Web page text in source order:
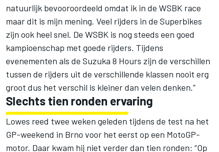
natuurlijk bevooroordeeld omdat ik in de WSBK race
maar dit is mijn mening. Veel rijders in de Superbikes
zijn ook heel snel. De WSBK is nog steeds een goed
kampioenschap met goede rijders. Tijdens
evenementen als de Suzuka 8 Hours zijn de verschillen
tussen de rijders uit de verschillende klassen nooit erg
groot dus het verschil is kleiner dan velen denken.”
Slechts tien ronden ervaring
Lowes reed twee weken geleden tijdens de test na het
GP-weekend in Brno voor het eerst op een MotoGP-
motor. Daar kwam hij niet verder dan tien ronden: “Op